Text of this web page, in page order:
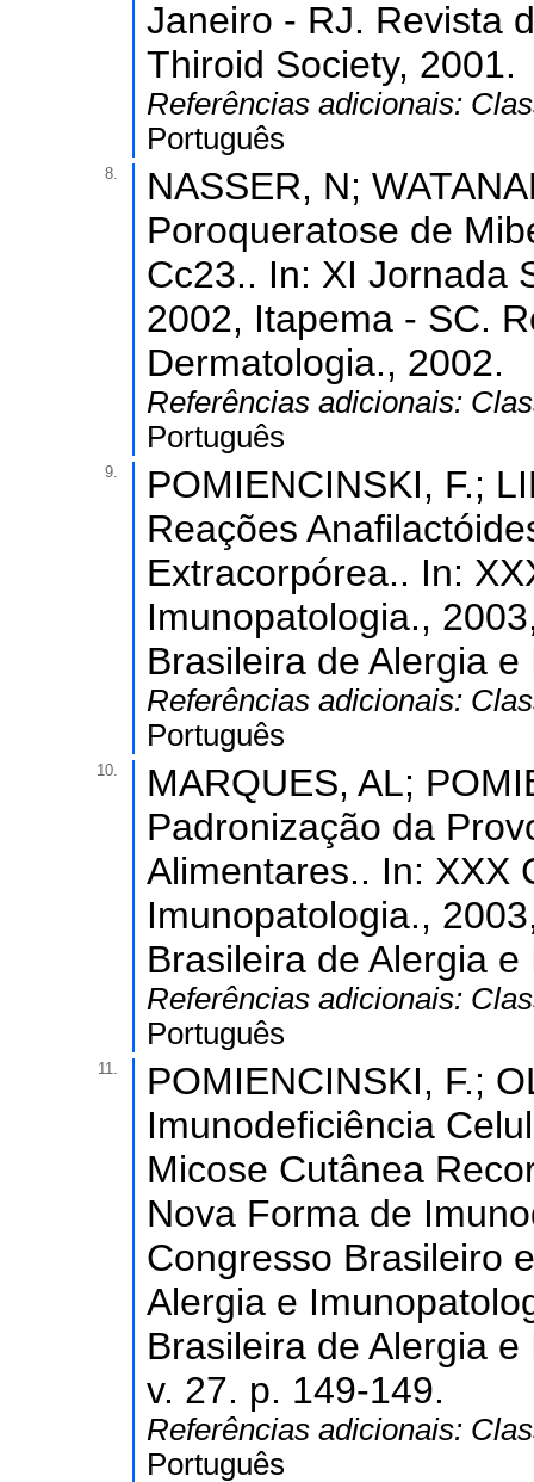
Janeiro - RJ. Revista
Thiroid Society, 2001.
Referências adicionais:
Português
8.
NASSER, N;
Poroqueratose de
Cc23.. In: XI Jornada
2002, Itapema - SC.
Dermatologia., 2002.
Referências adicionais:
Português
9.
POMIENCINSKI, F.;
Reações
Extracorpórea.. In:
Imunopatologia.,
Brasileira de Alergia
Referências adicionais:
Português
10.
MARQUES, AL;
Padronização da
Alimentares.. In: XXX
Imunopatologia.,
Brasileira de Alergia
Referências adicionais:
Português
11.
POMIENCINSKI, F.;
Imunodeficiência
Micose Cutânea
Nova Forma de
Congresso Brasileiro
Alergia e
Brasileira de Alergia
v. 27. p. 149-149.
Referências adicionais:
Português